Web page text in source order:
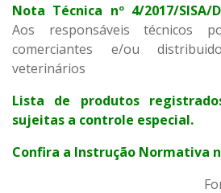
Nota Técnica nº 4/2017/SISA/
Aos responsáveis técnicos
comerciantes e/ou
veterinários
Lista de produtos
sujeitas a controle especial.
Confira a Instrução Normativa